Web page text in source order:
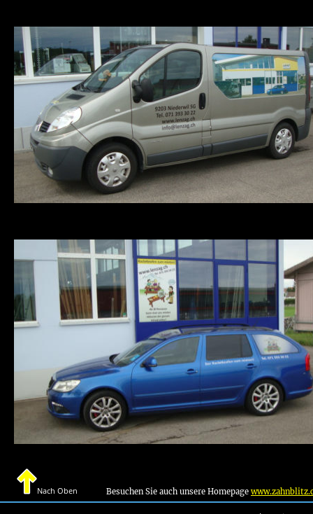
Nach Oben Besuchen Sie auch unsere Homepage